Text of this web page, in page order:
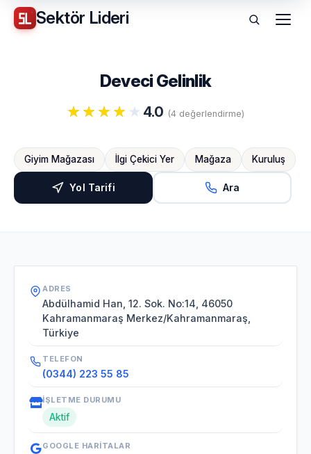
Sektör Lideri Menü
Deveci Gelinlik
4.0 (4 değerlendirme)
Giyim Mağazası İlgi Çekici Yer Mağaza Kuruluş
Yol Tarifi Ara
ADRES
Abdülhamid Han, 12. Sok. No:14, 46050
Kahramanmaraş Merkez/Kahramanmaraş,
Türkiye
TELEFON
(0344) 223 55 85
İŞLETME DURUMU
Aktif
GOOGLE HARITALAR